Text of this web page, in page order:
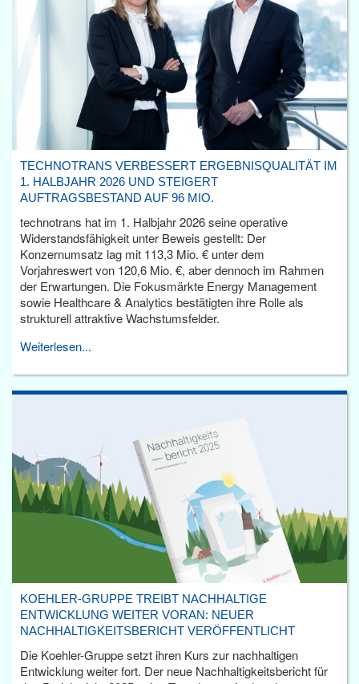
TECHNOTRANS VERBESSERT ERGEBNISQUALITÄT IM
1. HALBJAHR 2026 UND STEIGERT
AUFTRAGSBESTAND AUF 96 MIO.
technotrans hat im 1. Halbjahr 2026 seine operative
Widerstandsfähigkeit unter Beweis gestellt: Der
Konzernumsatz lag mit 113,3 Mio. € unter dem
Vorjahreswert von 120,6 Mio. €, aber dennoch im Rahmen
der Erwartungen. Die Fokusmärkte Energy Management
sowie Healthcare & Analytics bestätigten ihre Rolle als
strukturell attraktive Wachstumsfelder.
Weiterlesen...
KOEHLER-GRUPPE TREIBT NACHHALTIGE
ENTWICKLUNG WEITER VORAN: NEUER
NACHHALTIGKEITSBERICHT VERÖFFENTLICHT
Die Koehler-Gruppe setzt ihren Kurs zur nachhaltigen
Entwicklung weiter fort. Der neue Nachhaltigkeitsbericht für